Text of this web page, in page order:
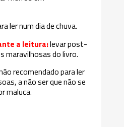
ler num dia de chuva.
a leitura:levar post-
maravilhosas do livro.
recomendado para ler
a não ser que não se
maluca.